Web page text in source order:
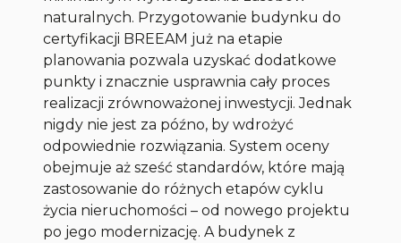
naturalnych. Przygotowanie budynku do
certyfikacji BREEAM już na etapie
planowania pozwala uzyskać dodatkowe
punkty i znacznie usprawnia cały proces
realizacji zrównoważonej inwestycji. Jednak
nigdy nie jest za późno, by wdrożyć
odpowiednie rozwiązania. System oceny
obejmuje aż sześć standardów, które mają
zastosowanie do różnych etapów cyklu
życia nieruchomości – od nowego projektu
po jego modernizację. A budynek z